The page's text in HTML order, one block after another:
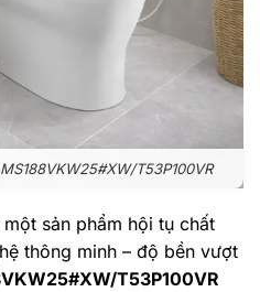
T53P100VR
sản phẩm hội tụ chất
thông minh – độ bền vượt
T53P100VR